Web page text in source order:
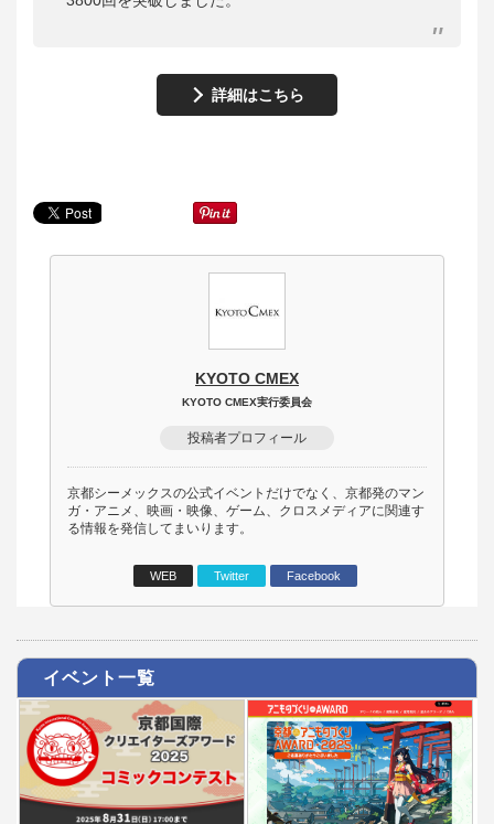
詳細はこちら
KYOTO CMEX
KYOTO CMEX実行委員会
投稿者プロフィール
京都シーメックスの公式イベントだけでなく、京都発のマン
ガ・アニメ、映画・映像、ゲーム、クロスメディアに関連す
る情報を発信してまいります。
WEB Twitter Facebook
イベント一覧